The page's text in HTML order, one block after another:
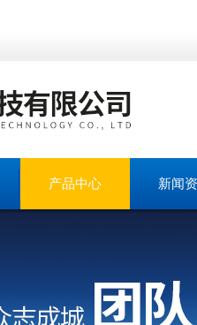
产品中心 新闻